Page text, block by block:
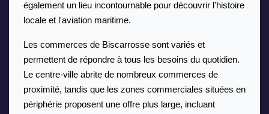
également un lieu incontournable pour découvrir l'histoire
locale et l'aviation maritime.
Les commerces de Biscarrosse sont variés et
permettent de répondre à tous les besoins du quotidien.
Le centre-ville abrite de nombreux commerces de
proximité, tandis que les zones commerciales situées en
périphérie proposent une offre plus large, incluant